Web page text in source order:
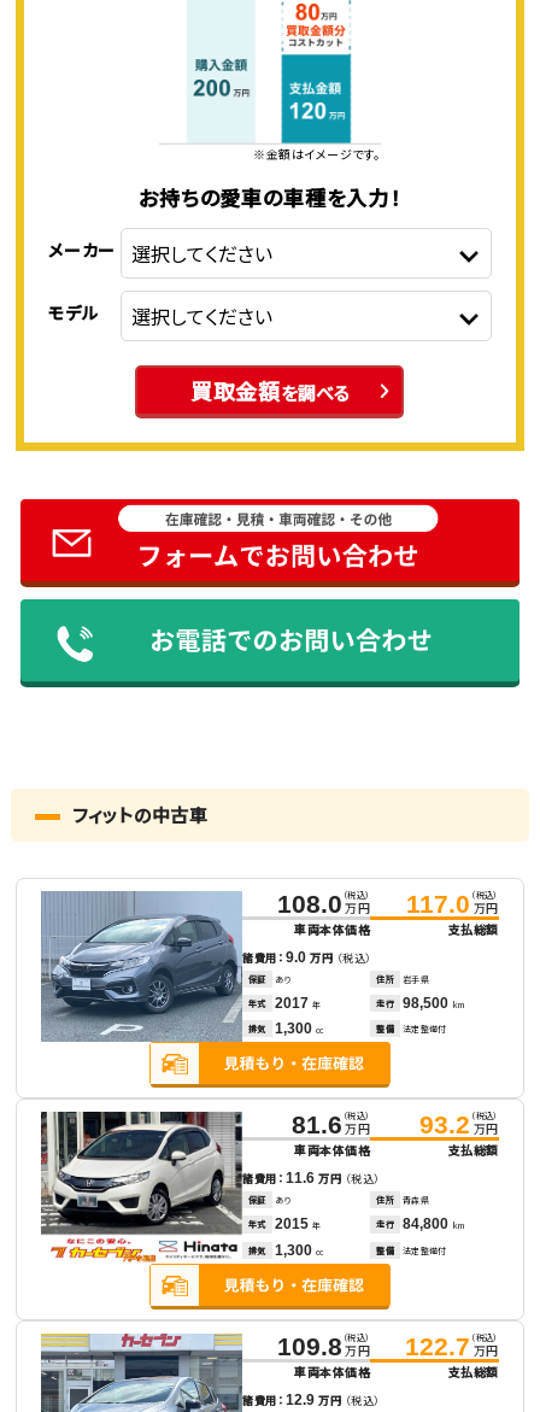
※金額はイメージです。
お持ちの愛車の車種を入力！
メーカー
モデル
買取金額を調べる
フィットの中古車
108.0 （税込）
万円
車両本体価格
117.0 （税込）
万円
支払総額
諸費用：9.0万円 （税込）
保証 あり 住所 岩手県
年式 2017 年 走行 98,500 km
排気 1,300 cc 整備 法定整備付
81.6 （税込）
万円
車両本体価格
93.2 （税込）
万円
支払総額
諸費用：11.6万円 （税込）
保証 あり 住所 青森県
年式 2015 年 走行 84,800 km
排気 1,300 cc 整備 法定整備付
109.8 （税込）
万円
車両本体価格
122.7 （税込）
万円
支払総額
諸費用：12.9万円 （税込）